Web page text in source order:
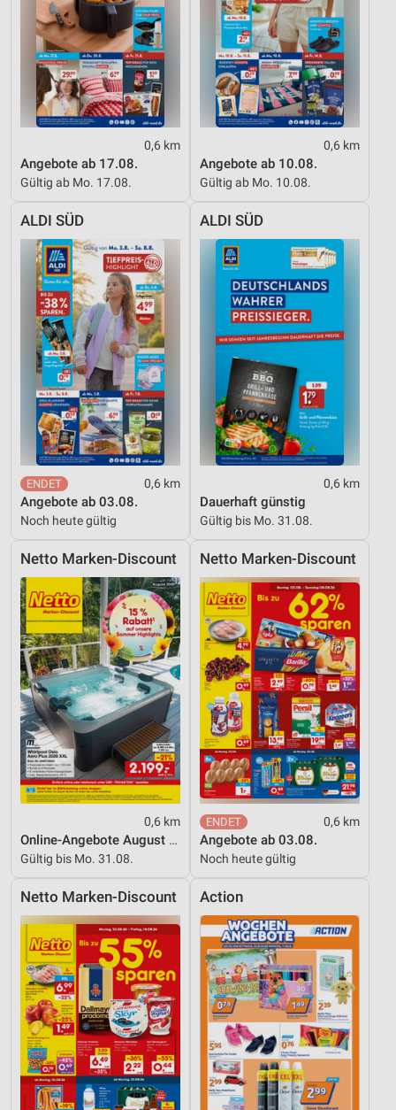
0,6 km
Angebote ab 17.08.
Gültig ab Mo. 17.08.
0,6 km
Angebote ab 10.08.
Gültig ab Mo. 10.08.
ALDI SÜD
0,6 km
Angebote ab 03.08.
Noch heute gültig
ALDI SÜD
0,6 km
Dauerhaft günstig
Gültig bis Mo. 31.08.
Netto Marken-Discount
0,6 km
Online-Angebote August 2026
Gültig bis Mo. 31.08.
Netto Marken-Discount
0,6 km
Angebote ab 03.08.
Noch heute gültig
Netto Marken-Discount Action
Analyse von Zielgruppen durch Statistiken oder
Kombinationen von Daten aus verschiedenen
Quellen
Entwicklung und Verbesserung der Angebote
Verwendung reduzierter Daten zur Auswahl von
IAB-Besonderheiten:
Verwendung genauer Standortdaten
Geräte anhand von aktiv angeforderten
Informationen identifizieren
Nicht-IAB-Verarbeitungszwecke:
Notwendig
Performance
Funktional
Werbung